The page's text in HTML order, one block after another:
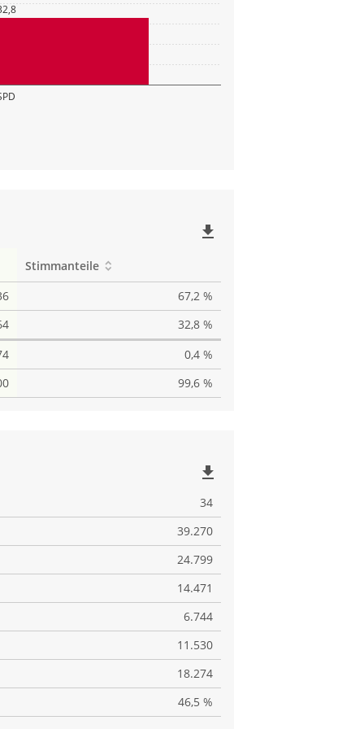
file_download
Stimmanteile
67,2 %
32,8 %
0,4 %
99,6 %
file_download
34
39.270
24.799
14.471
6.744
11.530
18.274
46,5 %